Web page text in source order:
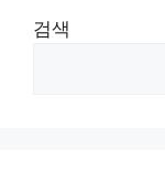
검색